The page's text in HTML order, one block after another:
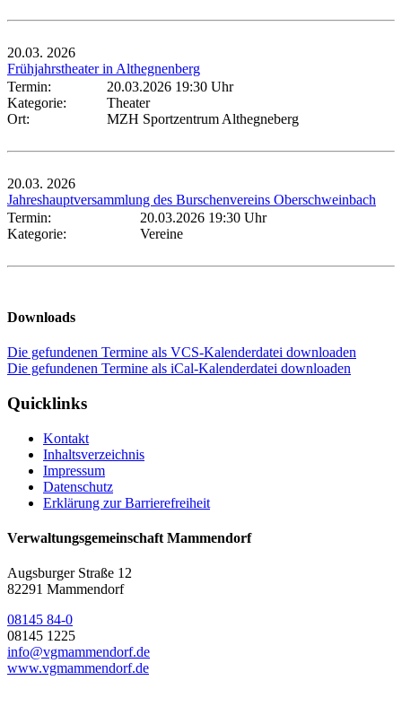
20.03. 2026
Frühjahrstheater in Althegnenberg
Termin:
20.03.2026 19:30 Uhr
Kategorie:
Theater
Ort:
MZH Sportzentrum Althegneberg
20.03. 2026
Jahreshauptversammlung des Burschenvereins Oberschweinbach
Termin:
20.03.2026 19:30 Uhr
Kategorie:
Vereine
Downloads
Die gefundenen Termine als VCS-Kalenderdatei downloaden
Die gefundenen Termine als iCal-Kalenderdatei downloaden
Quicklinks
Kontakt
Inhaltsverzeichnis
Impressum
Datenschutz
Erklärung zur Barrierefreiheit
Verwaltungsgemeinschaft Mammendorf
Augsburger Straße 12
82291 Mammendorf
08145 84-0
08145 1225
info@vgmammendorf.de
www.vgmammendorf.de